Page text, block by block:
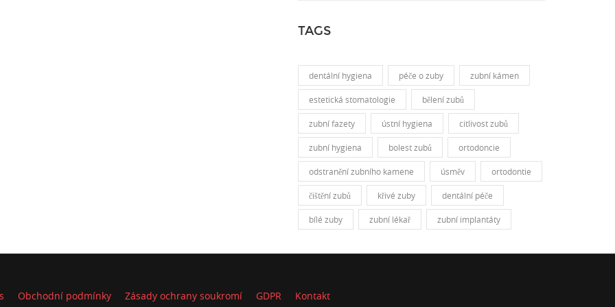
TAGS
dentální hygiena péče o zuby zubní kámen
estetická stomatologie bělení zubů
zubní fazety ústní hygiena citlivost zubů
zubní hygiena bolest zubů ortodoncie
odstranění zubního kamene úsměv ortodontie
čištění zubů křivé zuby dentální péče
bílé zuby zubní lékař zubní implantáty
Obchodní podmínky Zásady ochrany soukromí GDPR Kontakt